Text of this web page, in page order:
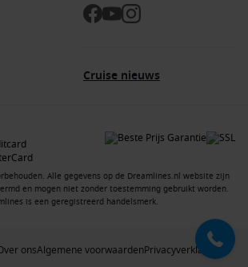
Cruise nieuws
Alle gegevens op de Dreamlines.nl website zijn
en mogen niet zonder toestemming gebruikt worden.
is een geregistreerd handelsmerk.
onsAlgemene voorwaardenPrivacyverklaring